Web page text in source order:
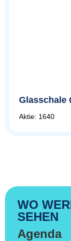
Glasschale
Aktie: 1640
WO
SEHEN
Agenda